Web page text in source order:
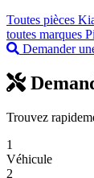
Toutes pièces
toutes marques
Demander
Trouvez
1
Véhicule
2